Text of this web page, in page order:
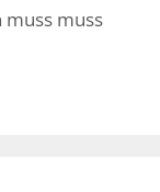
muss muss